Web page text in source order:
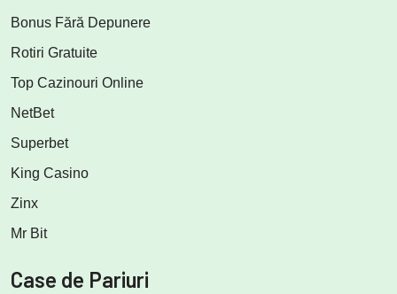
Bonus Fără Depunere
Rotiri Gratuite
Top Cazinouri Online
NetBet
Superbet
King Casino
Zinx
Mr Bit
Case de Pariuri